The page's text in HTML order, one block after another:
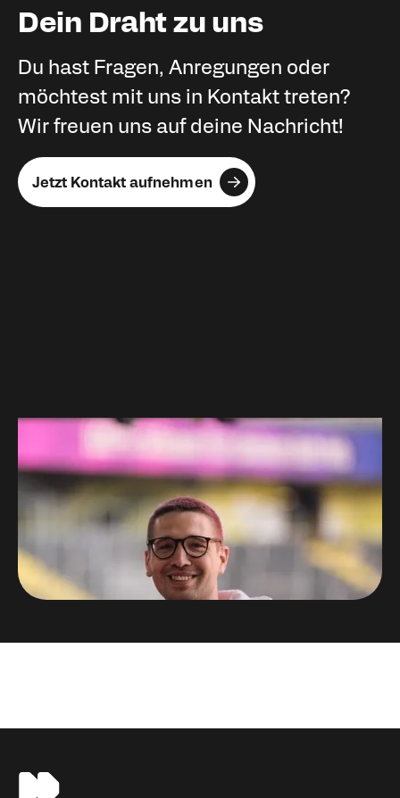
Dein Draht zu uns
Du hast Fragen, Anregungen oder
möchtest mit uns in Kontakt treten?
Wir freuen uns auf deine Nachricht!
Jetzt Kontakt aufnehmen
Niklas Palm